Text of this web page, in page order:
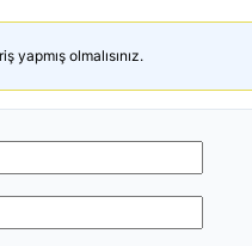
yapmış olmalısınız.